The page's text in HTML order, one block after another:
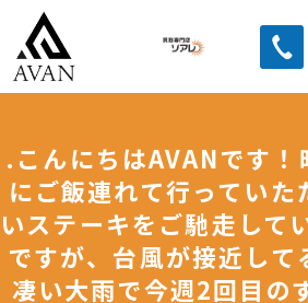
.こんにちはAVANです！
にご飯連れて行っていた
いステーキをご馳走して
ですが、台風が接近して
凄い大雨で今週2回目の